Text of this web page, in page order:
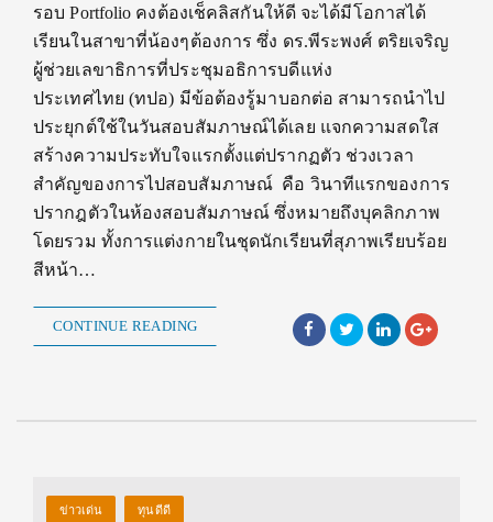
รอบ Portfolio คงต้องเช็คลิสกันให้ดี จะได้มีโอกาสได้
เรียนในสาขาที่น้องๆต้องการ ซึ่ง ดร.พีระพงศ์ ตริยเจริญ
ผู้ช่วยเลขาธิการที่ประชุมอธิการบดีแห่ง
ประเทศไทย (ทปอ) มีข้อต้องรู้มาบอกต่อ สามารถนำไป
ประยุกต์ใช้ในวันสอบสัมภาษณ์ได้เลย แจกความสดใส
สร้างความประทับใจแรกตั้งแต่ปรากฏตัว ช่วงเวลา
สำคัญของการไปสอบสัมภาษณ์ คือ วินาทีแรกของการ
ปรากฎตัวในห้องสอบสัมภาษณ์ ซึ่งหมายถึงบุคลิกภาพ
โดยรวม ทั้งการแต่งกายในชุดนักเรียนที่สุภาพเรียบร้อย
สีหน้า…
CONTINUE READING
ข่าวเด่น ทุนดีดี